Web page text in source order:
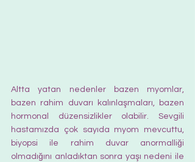
Altta yatan nedenler bazen myomlar,
bazen rahim duvarı kalınlaşmaları, bazen
hormonal düzensizlikler olabilir. Sevgili
hastamızda çok sayıda myom mevcuttu,
biyopsi ile rahim duvar anormalliği
olmadığını anladıktan sonra yaşı nedeni ile